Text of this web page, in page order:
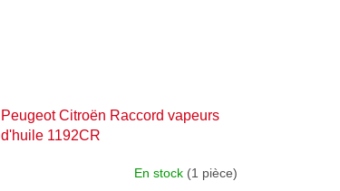
Peugeot Citroën Raccord vapeurs
d'huile 1192CR
En stock (1 pièce)